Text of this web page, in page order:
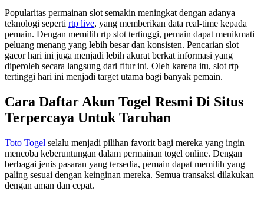
Popularitas permainan slot semakin meningkat dengan adanya
teknologi seperti rtp live, yang memberikan data real-time kepada
pemain. Dengan memilih rtp slot tertinggi, pemain dapat menikmati
peluang menang yang lebih besar dan konsisten. Pencarian slot
gacor hari ini juga menjadi lebih akurat berkat informasi yang
diperoleh secara langsung dari fitur ini. Oleh karena itu, slot rtp
tertinggi hari ini menjadi target utama bagi banyak pemain.
Cara Daftar Akun Togel Resmi Di Situs
Terpercaya Untuk Taruhan
Toto Togel selalu menjadi pilihan favorit bagi mereka yang ingin
mencoba keberuntungan dalam permainan togel online. Dengan
berbagai jenis pasaran yang tersedia, pemain dapat memilih yang
paling sesuai dengan keinginan mereka. Semua transaksi dilakukan
dengan aman dan cepat.